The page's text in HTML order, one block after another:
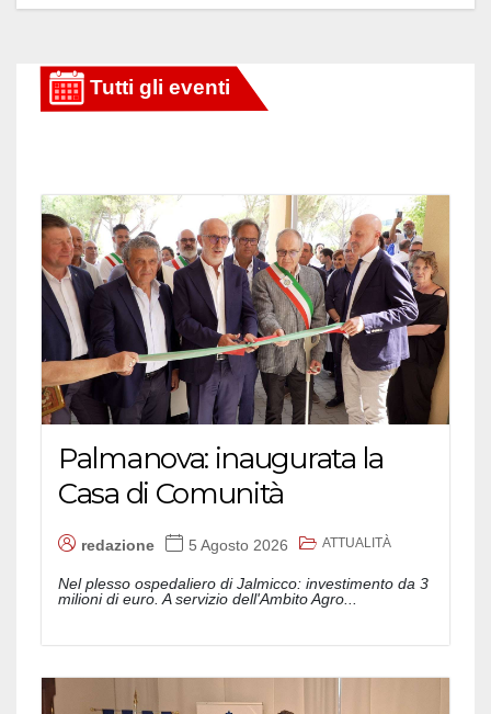
Palmanova: inaugurata la
Casa di Comunità
redazione 5 Agosto 2026 ATTUALITÀ
Nel plesso ospedaliero di Jalmicco: investimento da 3
milioni di euro. A servizio dell'Ambito Agro...